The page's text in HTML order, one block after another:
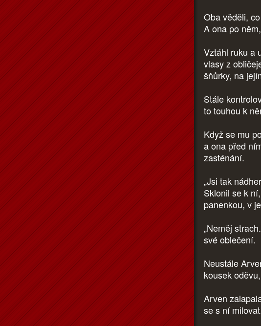
Oba věděli,
A ona po
Vztáhl ruku a
vlasy z
šňůrky, na
Stále
to touhou k
Když se mu
a ona před
zasténání.
„Jsi tak
Sklonil se k
panenkou, v
„Neměj
své oblečení.
Neustále
kousek
Arven
se s ní